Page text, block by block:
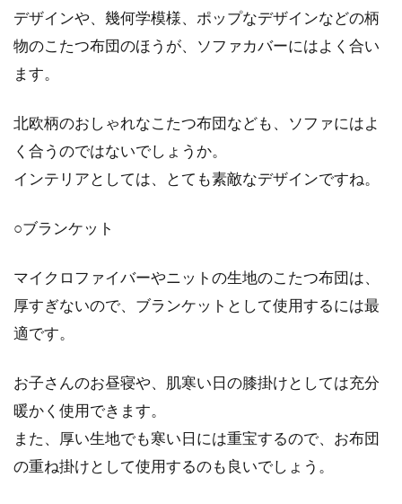
デザインや、幾何学模様、ポップなデザインなどの柄
物のこたつ布団のほうが、ソファカバーにはよく合い
ます。
北欧柄のおしゃれなこたつ布団なども、ソファにはよ
く合うのではないでしょうか。
インテリアとしては、とても素敵なデザインですね。
○ブランケット
マイクロファイバーやニットの生地のこたつ布団は、
厚すぎないので、ブランケットとして使用するには最
適です。
お子さんのお昼寝や、肌寒い日の膝掛けとしては充分
暖かく使用できます。
また、厚い生地でも寒い日には重宝するので、お布団
の重ね掛けとして使用するのも良いでしょう。